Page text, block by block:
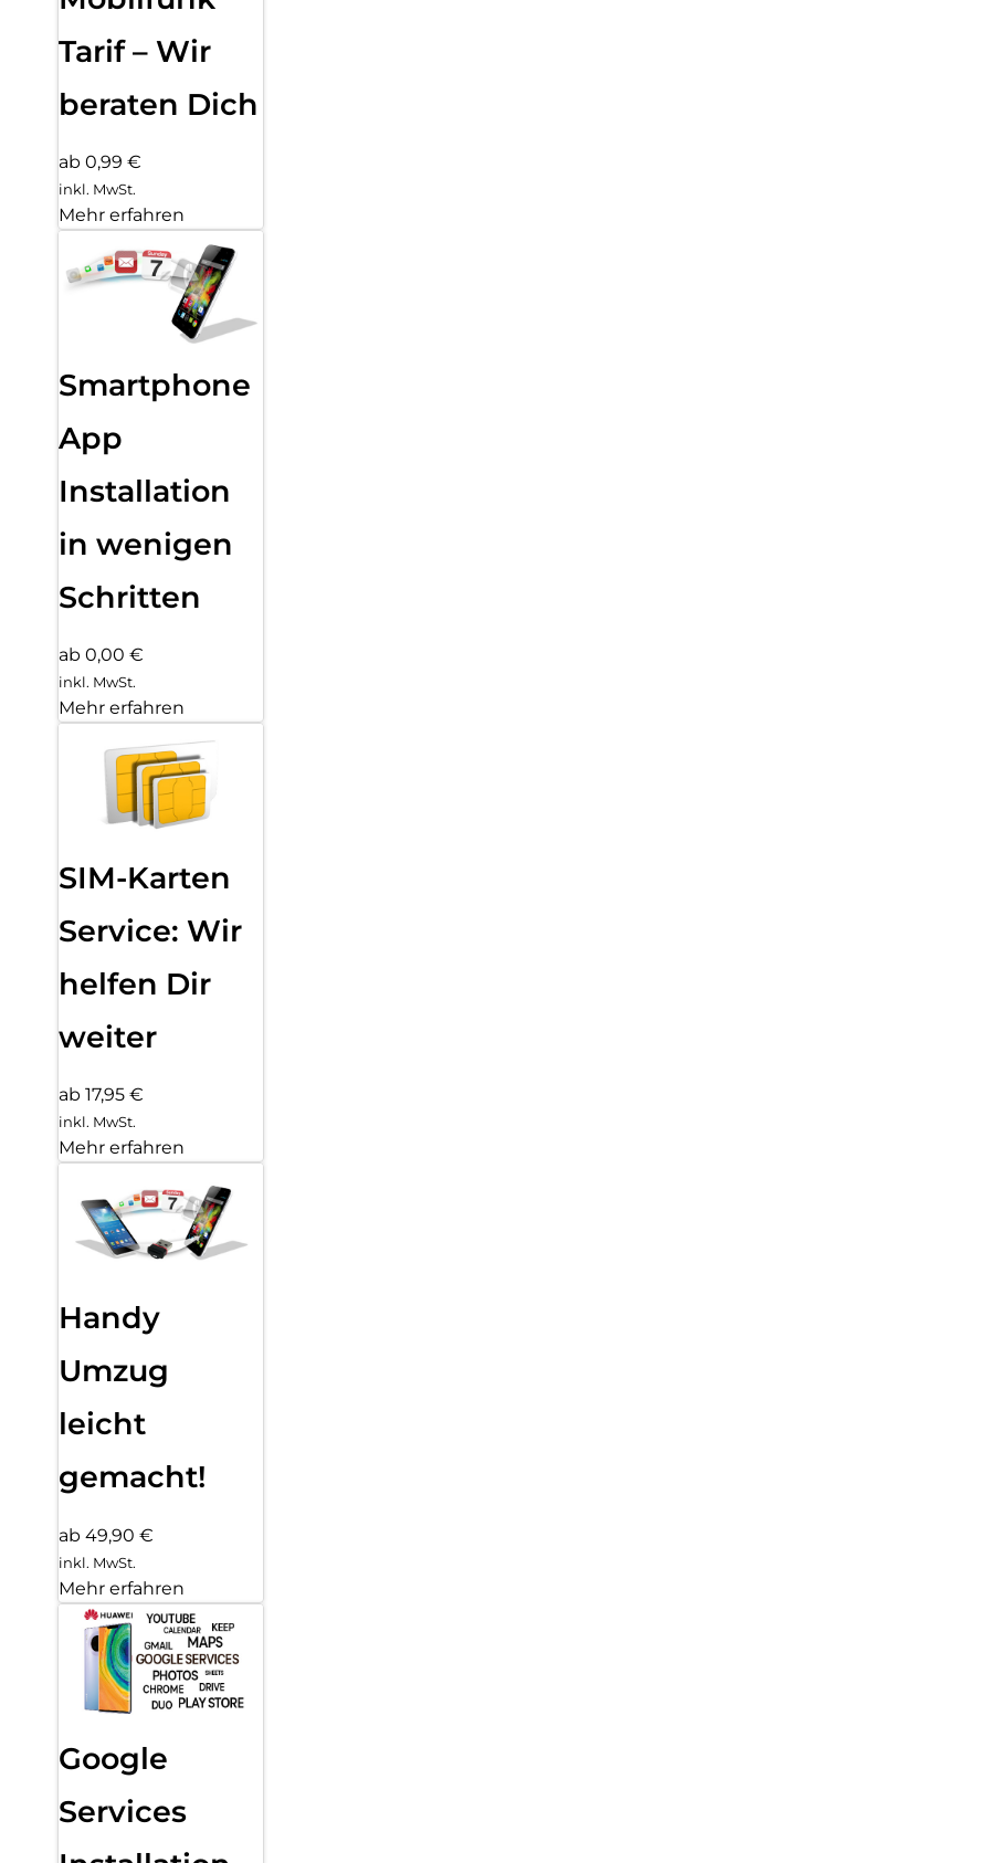
Tarif – Wir
beraten Dich
ab 0,99 €
inkl. MwSt.
Mehr erfahren
Smartphone
App
Installation
in wenigen
Schritten
ab 0,00 €
inkl. MwSt.
Mehr erfahren
SIM-Karten
Service: Wir
helfen Dir
weiter
ab 17,95 €
inkl. MwSt.
Mehr erfahren
Handy
Umzug
leicht
gemacht!
ab 49,90 €
inkl. MwSt.
Mehr erfahren
Google
Services